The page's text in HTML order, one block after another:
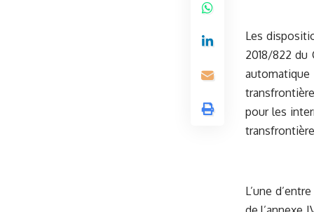
Les
2018/822 du
pour les
L’une